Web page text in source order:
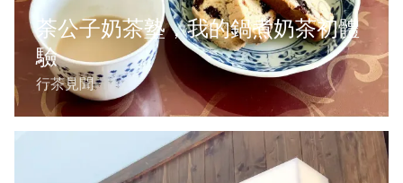
荼公子奶茶塾，我的鍋煮奶茶初體
驗
行茶見聞